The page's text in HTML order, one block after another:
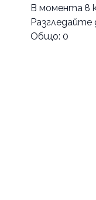
В момента в
Разгледайте
Общо: 0